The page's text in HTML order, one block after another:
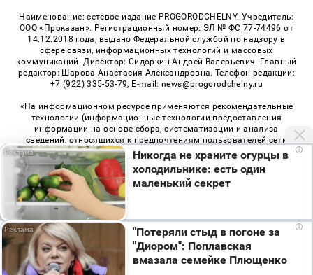
Наименование: сетевое издание PROGORODCHELNY. Учредитель:
ООО «Проказан». Регистрационный номер: ЭЛ № ФС 77-74496 от
14.12.2018 года, выдано Федеральной службой по надзору в
сфере связи, информационных технологий и массовых
коммуникаций. Директор: Сидоркин Андрей Валерьевич. Главный
редактор: Шарова Анастасия Александровна. Телефон редакции:
+7 (922) 335-53-79, E-mail: news@progorodchelny.ru
«На информационном ресурсе применяются рекомендательные
технологии (информационные технологии предоставления
информации на основе сбора, систематизации и анализа
сведений, относящихся к предпочтениям пользователей сети
«Интернет», находящихся на территории Российской
Федерации)». Правила применения рекомендательных
технологий в виджетах рекламно-обменной сети «СМИ2» (PDF)
«Sparrow» (PDF)
© 2026 «PROGorodChelny» | Все права защищены
Возрастная категория сайта 16+
Политика конфиденциальности
Мы используем cookie. Во время посещения сайта
вы соглашаетесь с тем, что мы обрабатываем
ваши персональные данные с использованием
метрик Яндекс Метрика, top.mail.ru, LiveInternet.
i
Никогда не храните огурцы в
холодильнике: есть один
маленький секрет
i
"Потеряли стыд в погоне за
"Диором": Поплавская
вмазала семейке Плющенко